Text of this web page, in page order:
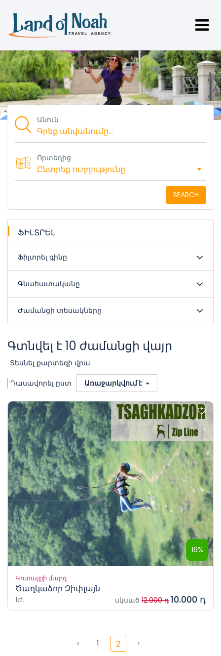
Անուն
Որտեղից
SEARCH
ՖԻԼՏՐԵԼ
Ֆիլտրել գինը
Գնահատականը
Ժամանցի տեսակները
Գտնվել է 10 ժամանցի վայր
Տեսնել քարտեզի վրա
Դասավորել ըստ Առաջարկվում է
16%
Կոտայքի մարզ
Ծաղկաձոր Զիփլայն
1Ժ․ սկսած 12.000 դ 10.000 դ
‹ 1 2 ›